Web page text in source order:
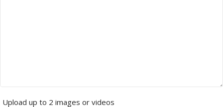
Upload up to 2 images or videos